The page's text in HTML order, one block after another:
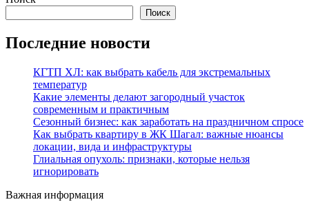
Поиск
Последние новости
КГТП ХЛ: как выбрать кабель для экстремальных
температур
Какие элементы делают загородный участок
современным и практичным
Сезонный бизнес: как заработать на праздничном спросе
Как выбрать квартиру в ЖК Шагал: важные нюансы
локации, вида и инфраструктуры
Глиальная опухоль: признаки, которые нельзя
игнорировать
Важная информация